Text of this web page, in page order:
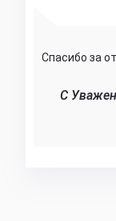
Спасибо за
C